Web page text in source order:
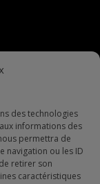
des technologies
informations des
permettra de
navigation ou les ID
retirer son
caractéristiques